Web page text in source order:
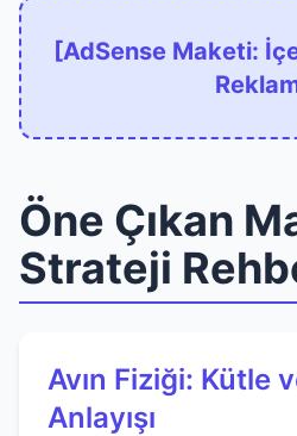
[AdSense Maketi:
Öne Çıkan
Strateji
Avın Fiziği: Kütle
Anlayışı